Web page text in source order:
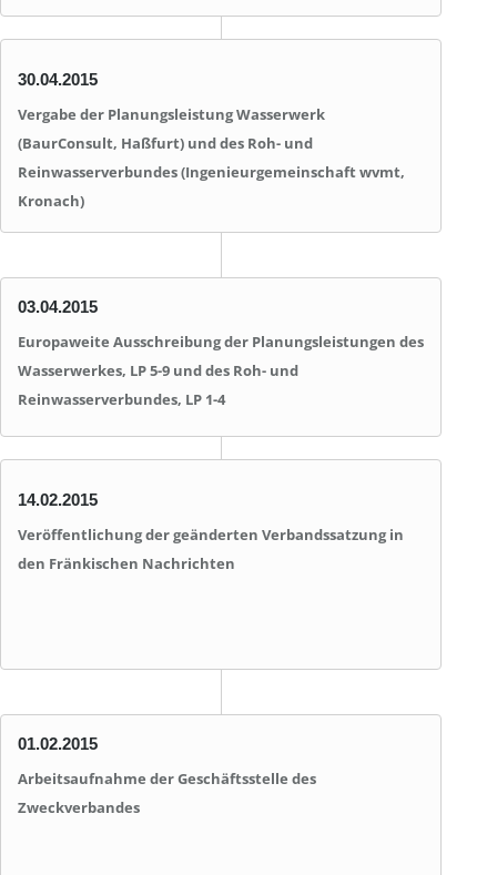
30.04.2015
Vergabe der Planungsleistung Wasserwerk
(BaurConsult, Haßfurt) und des Roh- und
Reinwasserverbundes (Ingenieurgemeinschaft wvmt,
Kronach)
03.04.2015
Europaweite Ausschreibung der Planungsleistungen des
Wasserwerkes, LP 5-9 und des Roh- und
Reinwasserverbundes, LP 1-4
14.02.2015
Veröffentlichung der geänderten Verbandssatzung in
den Fränkischen Nachrichten
01.02.2015
Arbeitsaufnahme der Geschäftsstelle des
Zweckverbandes